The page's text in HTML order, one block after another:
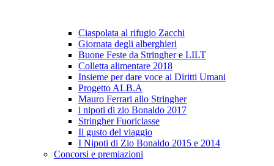
Ciaspolata al rifugio Zacchi
Giornata degli alberghieri
Buone Feste da Stringher e LILT
Colletta alimentare 2018
Insieme per dare voce ai Diritti Umani
Progetto ALB.A
Mauro Ferrari allo Stringher
i nipoti di zio Bonaldo 2017
Stringher Fuoriclasse
Il gusto del viaggio
I Nipoti di Zio Bonaldo 2015 e 2014
Concorsi e premiazioni